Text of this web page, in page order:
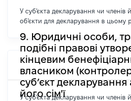
У суб'єкта декларування чи членів
об'єкти для декларування в цьому
9. Юридичні особи,
подібні правові
кінцевим
власником
суб’єкт
його сім'ї
У суб'єкта декларування чи членів